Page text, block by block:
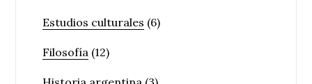
Estudios culturales (6)
Filosofía (12)